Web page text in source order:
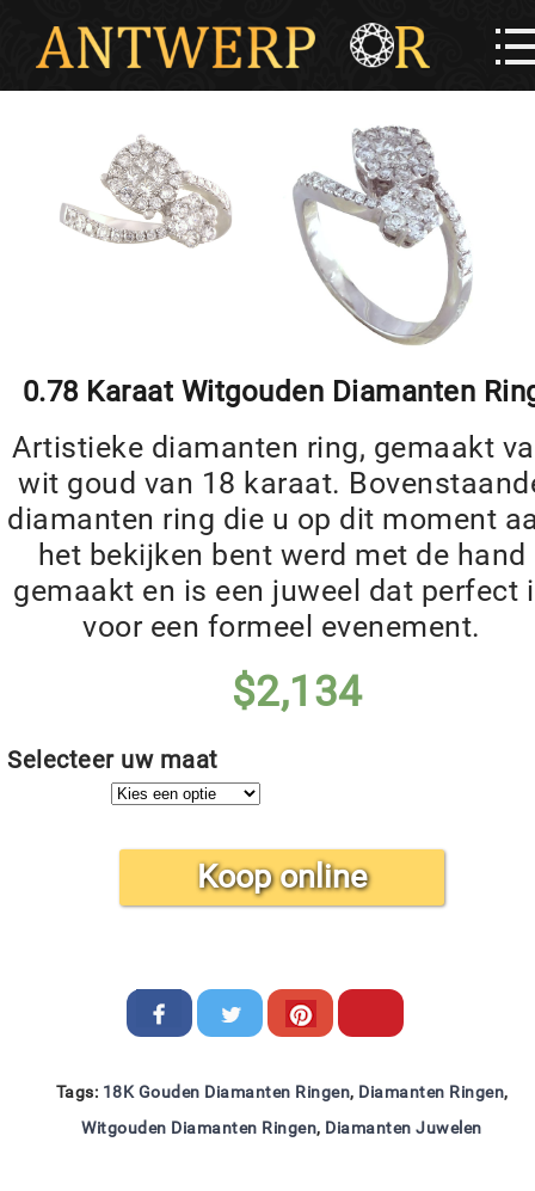
0.78 Karaat Witgouden Diamanten
Artistieke diamanten ring, gemaakt
wit goud van 18 karaat.
diamanten ring die u op dit moment
het bekijken bent werd met de hand
gemaakt en is een juweel dat perfect
voor een formeel evenement.
$2,134
Selecteer uw maat
Koop online
Tags: 18K Gouden Diamanten Ringen, Diamanten Ringen,
Witgouden Diamanten Ringen, Diamanten Juwelen